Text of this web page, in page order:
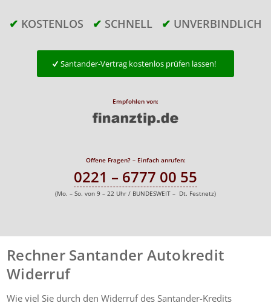
✔ KOSTENLOS ✔ SCHNELL ✔ UNVERBINDLICH
Santander-Vertrag kostenlos prüfen lassen!
Empfohlen von:
Offene Fragen? – Einfach anrufen:
0221 – 6777 00 55
(Mo. – So. von 9 – 22 Uhr / BUNDESWEIT – Dt. Festnetz)
Rechner Santander Autokredit
Widerruf
Wie viel Sie durch den Widerruf des Santander-Kredits